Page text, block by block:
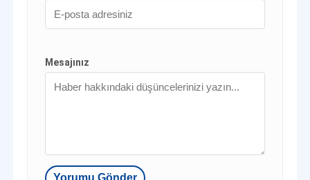
Mesajınız